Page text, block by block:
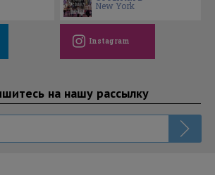
New York
Instagram
на нашу рассылку